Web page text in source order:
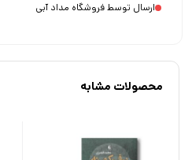
ارسال توسط فروشگاه مداد آبی
محصولات مشابه